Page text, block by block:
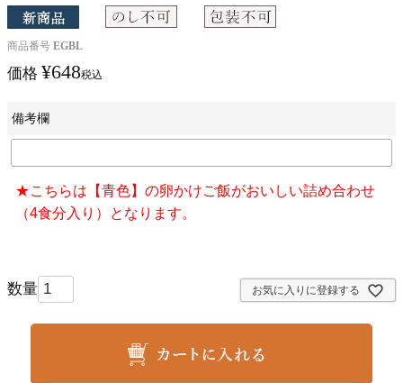
商品番号 EGBL
価格 ¥648税込
備考欄
★こちらは【青色】の卵かけご飯がおいしい詰め合わせ
（4食分入り）となります。
お気に入りに登録する